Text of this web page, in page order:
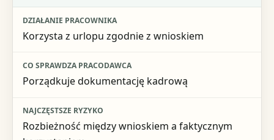
Korzysta z urlopu zgodnie z wnioskiem
Porządkuje dokumentację kadrową
Rozbieżność między wnioskiem a faktycznym